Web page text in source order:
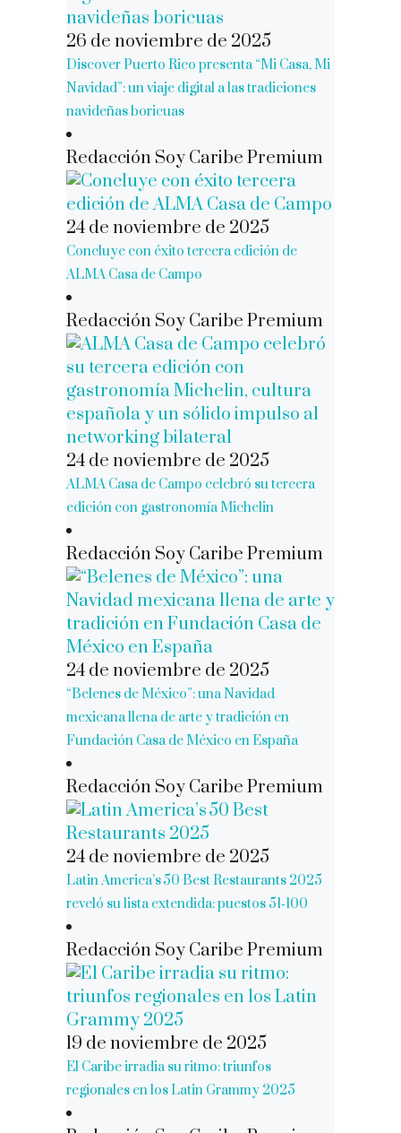
26 de noviembre de 2025
Discover Puerto Rico presenta “Mi Casa, Mi
Navidad”: un viaje digital a las tradiciones
navideñas boricuas
Redacción Soy Caribe Premium
24 de noviembre de 2025
Concluye con éxito tercera edición de
ALMA Casa de Campo
Redacción Soy Caribe Premium
24 de noviembre de 2025
ALMA Casa de Campo celebró su tercera
edición con gastronomía Michelin
Redacción Soy Caribe Premium
24 de noviembre de 2025
“Belenes de México”: una Navidad
mexicana llena de arte y tradición en
Fundación Casa de México en España
Redacción Soy Caribe Premium
24 de noviembre de 2025
Latin America’s 50 Best Restaurants 2025
reveló su lista extendida: puestos 51‑100
Redacción Soy Caribe Premium
19 de noviembre de 2025
El Caribe irradia su ritmo: triunfos
regionales en los Latin Grammy 2025